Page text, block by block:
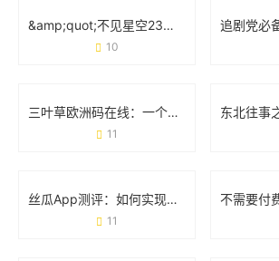
&amp;quot;不见星空23部在线播放&amp;quot;：一场打破常规的视觉实验
10
三叶草欧洲码在线：一个工具如何改变跨境购物体验
11
丝瓜App测评：如何实现无限播放的追剧自由？
11